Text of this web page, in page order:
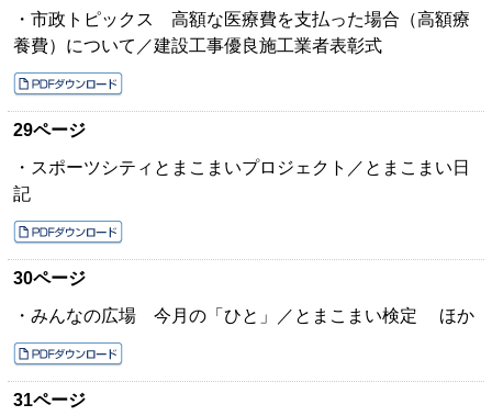
・市政トピックス 高額な医療費を支払った場合（高額療
養費）について／建設工事優良施工業者表彰式
29ページ
・スポーツシティとまこまいプロジェクト／とまこまい日
記
30ページ
・みんなの広場 今月の「ひと」／とまこまい検定 ほか
31ページ